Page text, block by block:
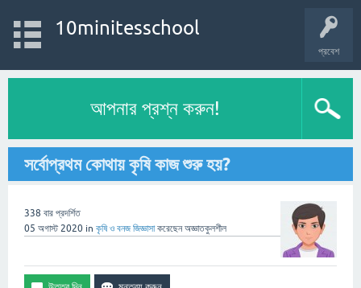
প্রবেশ
10minitesschool
আপনার প্রশ্ন করুন!
সর্বোপ্রথম কোথায় কৃষি কাজ শুরু হয়?
338 বার প্রদর্শিত
05 অগাস্ট 2020 in কৃষি ও বনজ জিজ্ঞাসা করেছেনঅজ্ঞাতকুলশীল